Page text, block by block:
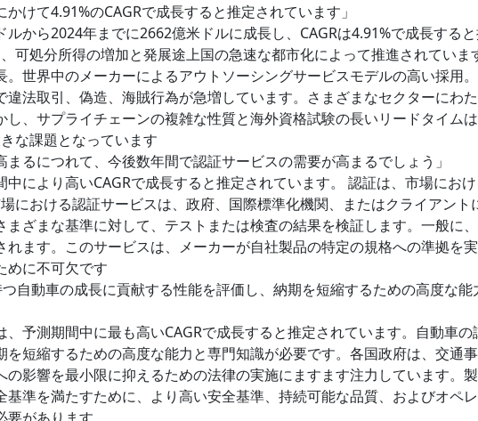
かけて4.91%のCAGRで成長すると推定されています」
から2024年までに2662億米ドルに成長し、CAGRは4.91%で成長する
可処分所得の増加と発展途上国の急速な都市化によって推進されていま
世界中のメーカーによるアウトソーシングサービスモデルの高い採用
違法取引、偽造、海賊行為が急増しています。さまざまなセクターにわ
、サプライチェーンの複雑な性質と海外資格試験の長いリードタイムは
な課題となっています
まるにつれて、今後数年間で認証サービスの需要が高まるでしょう」
により高いCAGRで成長すると推定されています。 認証は、市場にお
における認証サービスは、政府、国際標準化機関、またはクライアント
まざまな基準に対して、テストまたは検査の結果を検証します。一般に
れます。このサービスは、メーカーが自社製品の特定の規格への準拠を
めに不可欠です
つ自動車の成長に貢献する性能を評価し、納期を短縮するための高度な能
予測期間中に最も高いCAGRで成長すると推定されています。自動車の
を短縮するための高度な能力と専門知識が必要です。各国政府は、交通
の影響を最小限に抑えるための法律の実施にますます注力しています。
準を満たすために、より高い安全基準、持続可能な品質、およびオペ